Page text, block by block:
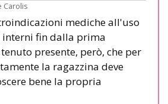
Carolis
mediche all'uso
fin dalla prima
presente, però, che per
la ragazzina deve
bene la propria